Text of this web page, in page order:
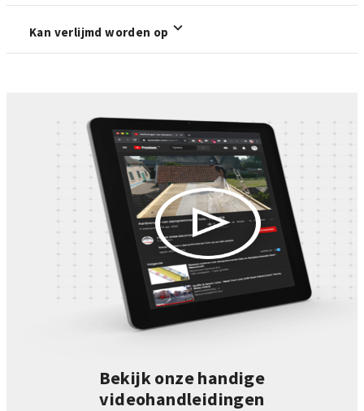
Kan verlijmd worden op
Bekijk onze handige
videohandleidingen